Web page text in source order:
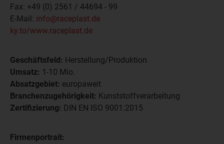
Fax: +49 (0) 2561 / 44694 - 99
E-Mail: info@raceplast.de
ky.to/www.raceplast.de
Geschäftsfeld: Herstellung/Produktion
Umsatz: 1-10 Mio.
Absatzgebiet: europaweit
Branchenzugehörigkeit: Kunststoffverarbeitung
Zertifizierung: DIN EN ISO 9001:2015
Firmenportrait: